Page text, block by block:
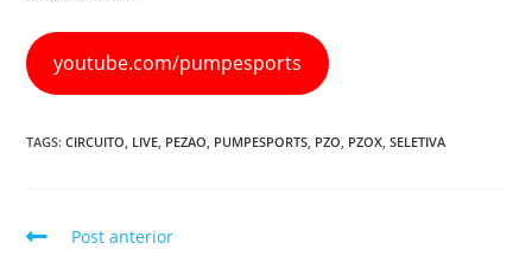
youtube.com/pumpesports
TAGS:CIRCUITO LIVE PEZAO PUMPESPORTS PZO PZOX SELETIVA
READ
Post anterior